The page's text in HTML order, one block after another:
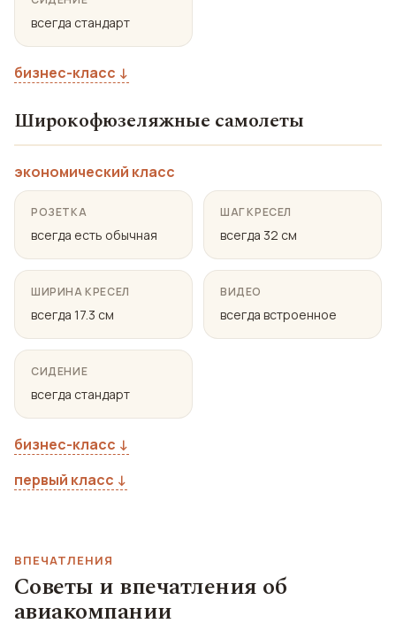
всегда стандарт
бизнес-класс ↓
Широкофюзеляжные самолеты
экономический класс
РОЗЕТКА
всегда есть обычная
ШАГ КРЕСЕЛ
всегда 32 см
ШИРИНА КРЕСЕЛ
всегда 17.3 см
ВИДЕО
всегда встроенное
СИДЕНИЕ
всегда стандарт
бизнес-класс ↓
первый класс ↓
ВПЕЧАТЛЕНИЯ
Советы и впечатления об
авиакомпании